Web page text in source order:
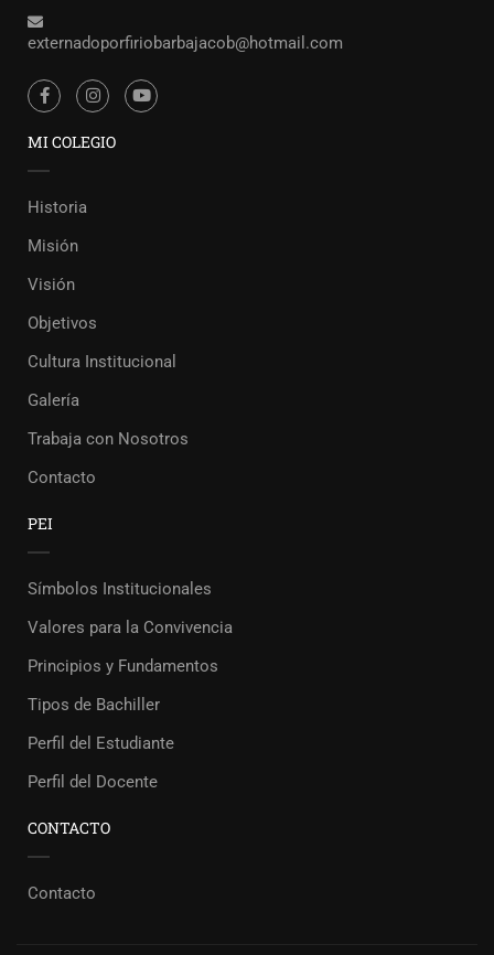
externadoporfiriobarbajacob@hotmail.com
MI COLEGIO
Historia
Misión
Visión
Objetivos
Cultura Institucional
Galería
Trabaja con Nosotros
Contacto
PEI
Símbolos Institucionales
Valores para la Convivencia
Principios y Fundamentos
Tipos de Bachiller
Perfil del Estudiante
Perfil del Docente
CONTACTO
Contacto